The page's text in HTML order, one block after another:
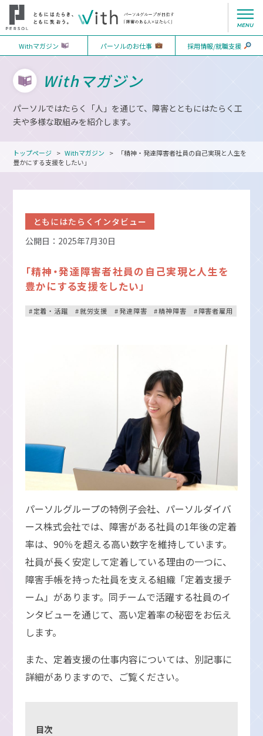
Withマガジン パーソルのお仕事 採用情報/就職支援
Withマガジン
パーソルではたらく「人」を通じて、障害とともにはたらく工
夫や多様な取組みを紹介します。
トップページ Withマガジン
「精神・発達障害者社員の自己実現と人生を
豊かにする支援をしたい」
ともにはたらくインタビュー
公開日：2025年7月30日
「精神・発達障害者社員の自己実現と人生を
豊かにする支援をしたい」
定着・活躍 就労支援 発達障害 精神障害 障害者雇用
パーソルグループの特例子会社、パーソルダイバ
ース株式会社では、障害がある社員の1年後の定着
率は、90％を超える高い数字を維持しています。
社員が長く安定して定着している理由の一つに、
障害手帳を持った社員を支える組織「定着支援チ
ーム」があります。同チームで活躍する社員のイ
ンタビューを通じて、高い定着率の秘密をお伝え
します。
また、定着支援の仕事内容については、別記事に
詳細がありますので、ご覧ください。
目次